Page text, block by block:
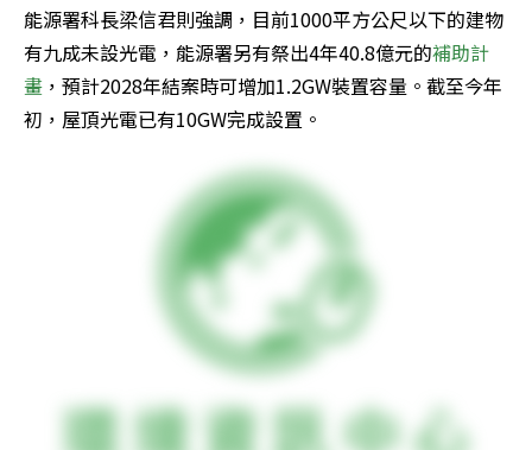
能源署科長梁信君則強調，目前1000平方公尺以下的建物
有九成未設光電，能源署另有祭出4年40.8億元的補助計
畫 ，預計2028年結案時可增加1.2GW裝置容量。截至今年
初，屋頂光電已有10GW完成設置。